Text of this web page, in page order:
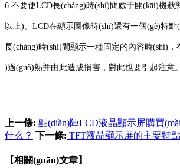
6.不要使LCD長(cháng)時(shí)間處于開(kāi)機狀
以上)。LCD在顯示圖像時(shí)還有一個(gè)特點
長(cháng)時(shí)間顯示一種固定的內容時(shí)
)過(guò)熱并由此造成損害，對此也要引起注意。
上一條: 點(diǎn)陣LCD液晶顯示屏購買
什么？ 下一條: TFT液晶顯示屏的主要特
【相關(guān)文章】